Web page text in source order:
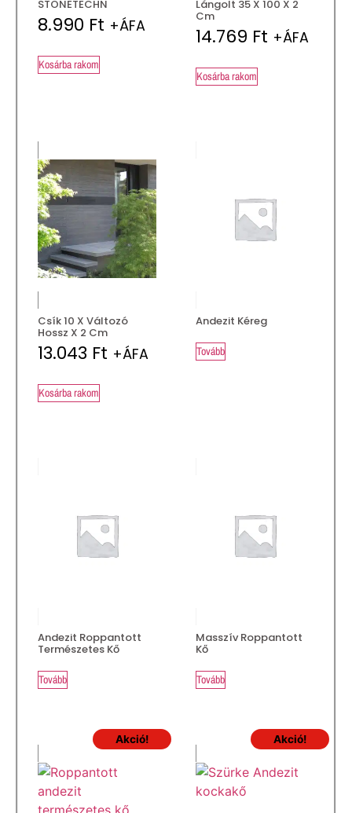
STONETECHN
8.990 Ft +ÁFA
Kosárba rakom
Lángolt 35 X 100 X 2
Cm
14.769 Ft +ÁFA
Kosárba rakom
Csík 10 X Változó
Hossz X 2 Cm
13.043 Ft +ÁFA
Kosárba rakom
Andezit Kéreg
Tovább
Andezit Roppantott
Természetes Kő
Tovább
Masszív Roppantott
Kő
Tovább
Akció! Akció!